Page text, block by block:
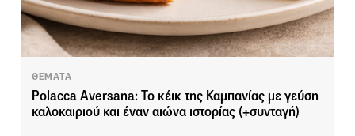
ΘΕΜΑΤΑ
Polacca Aversana: Το κέικ της Καμπανίας με γεύση
καλοκαιριού και έναν αιώνα ιστορίας (+συνταγή)